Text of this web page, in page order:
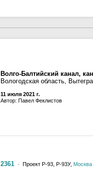
Волго-Балтийский канал,
Вологодская область, Вытегра
11 июля 2021 г.
Автор: Павел Феклистов
2361 · Проект Р-93, Р-93У, Москва